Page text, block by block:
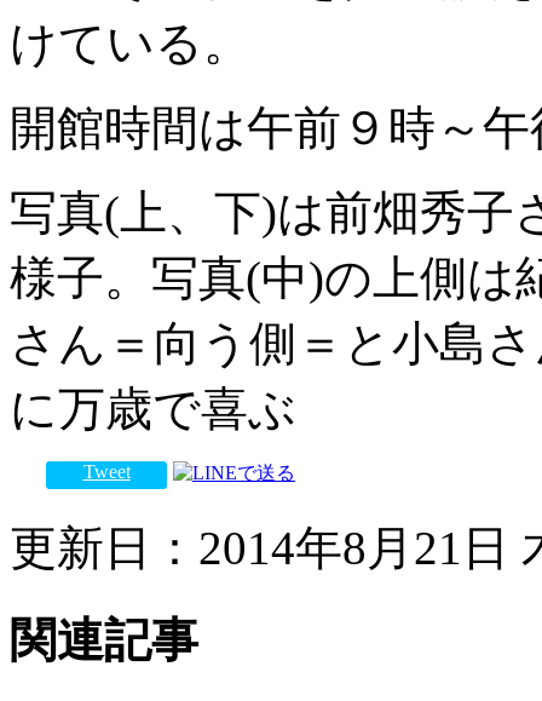
けている。
開館時間は午前９時～
写真(上、下)は前畑秀子
様子。写真(中)の上側は
さん＝向う側＝と小島
に万歳で喜ぶ
Tweet
更新日：2014年8月21日
関連記事